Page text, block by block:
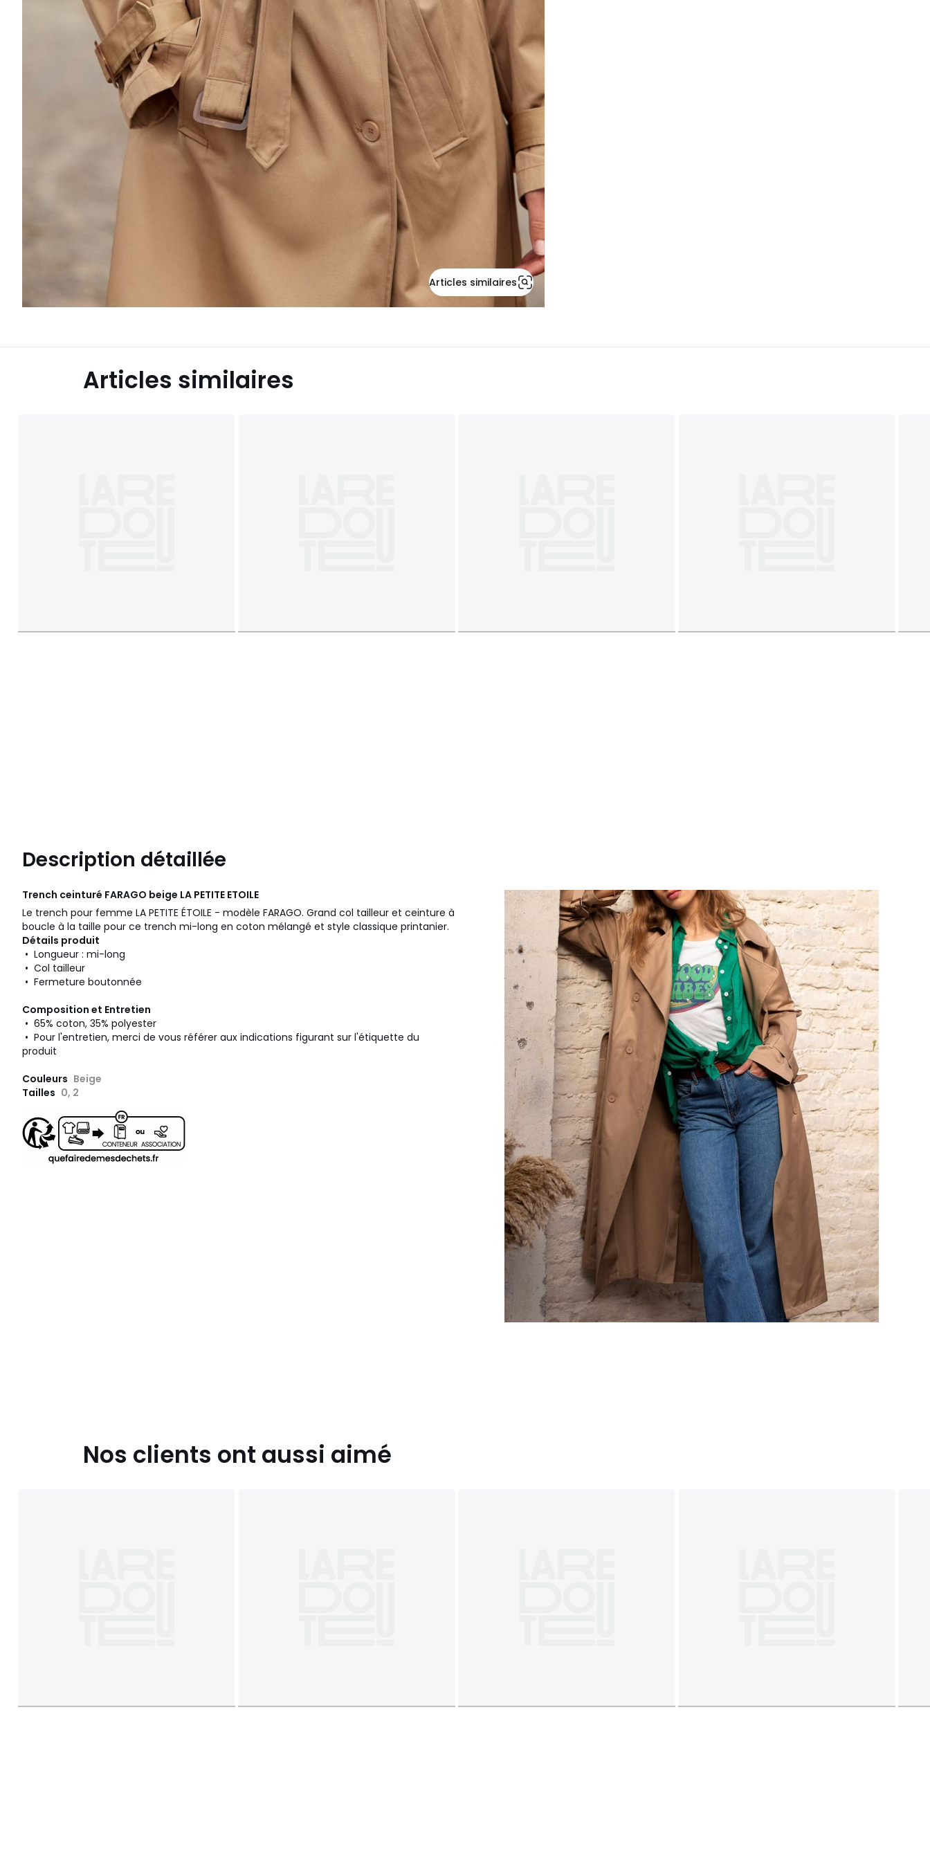
Articles similaires
Articles similaires
Description détaillée
Trench ceinturé FARAGO beige LA PETITE ETOILE
Le trench pour femme LA PETITE ÉTOILE - modèle FARAGO. Grand col tailleur et ceinture à
boucle à la taille pour ce trench mi-long en coton mélangé et style classique printanier.
Détails produit
• Longueur : mi-long
• Col tailleur
• Fermeture boutonnée
Composition et Entretien
• 65% coton, 35% polyester
• Pour l'entretien, merci de vous référer aux indications figurant sur l'étiquette du
produit
Couleurs Beige
Tailles 0, 2
Nos clients ont aussi aimé